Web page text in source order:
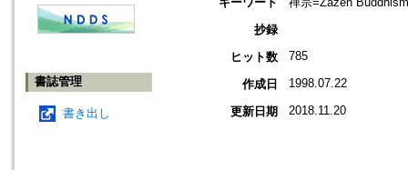
書誌管理
書き出し
抄録
ヒット数
785
作成日 1998.07.22
更新日期 2018.11.20